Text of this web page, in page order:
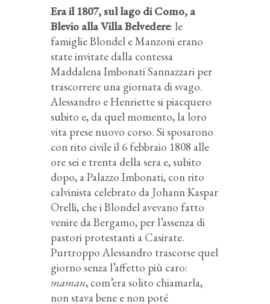
Era il 1807, sul lago di Como, a
Blevio alla Villa Belvedere: le
famiglie Blondel e Manzoni erano
state invitate dalla contessa
Maddalena Imbonati Sannazzari per
trascorrere una giornata di svago.
Alessandro e Henriette si piacquero
subito e, da quel momento, la loro
vita prese nuovo corso. Si sposarono
con rito civile il 6 febbraio 1808 alle
ore sei e trenta della sera e, subito
dopo, a Palazzo Imbonati, con rito
calvinista celebrato da Johann Kaspar
Orelli, che i Blondel avevano fatto
venire da Bergamo, per l’assenza di
pastori protestanti a Casirate.
Purtroppo Alessandro trascorse quel
giorno senza l’affetto più caro:
maman, com’era solito chiamarla,
non stava bene e non poté